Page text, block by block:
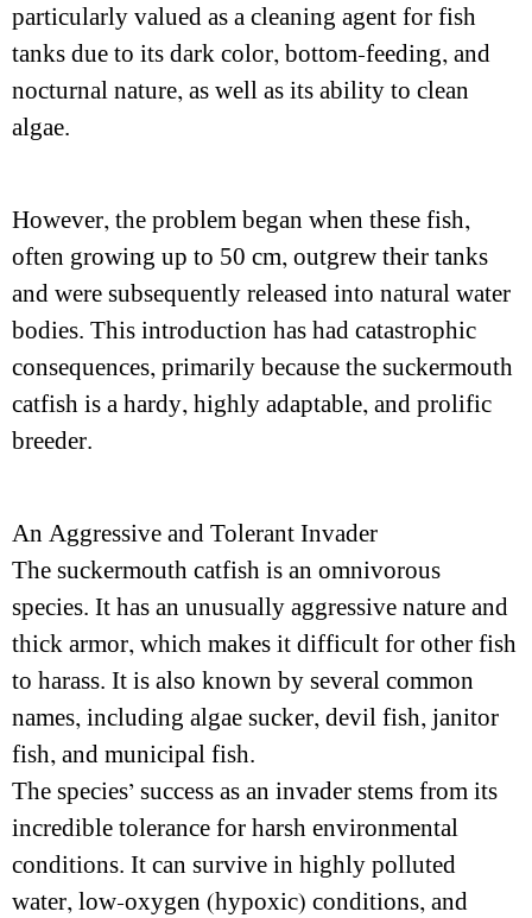
particularly valued as a cleaning agent for fish
tanks due to its dark color, bottom-feeding, and
nocturnal nature, as well as its ability to clean
algae.
However, the problem began when these fish,
often growing up to 50 cm, outgrew their tanks
and were subsequently released into natural water
bodies. This introduction has had catastrophic
consequences, primarily because the suckermouth
catfish is a hardy, highly adaptable, and prolific
breeder.
An Aggressive and Tolerant Invader
The suckermouth catfish is an omnivorous
species. It has an unusually aggressive nature and
thick armor, which makes it difficult for other fish
to harass. It is also known by several common
names, including algae sucker, devil fish, janitor
fish, and municipal fish.
The species’ success as an invader stems from its
incredible tolerance for harsh environmental
conditions. It can survive in highly polluted
water, low-oxygen (hypoxic) conditions, and